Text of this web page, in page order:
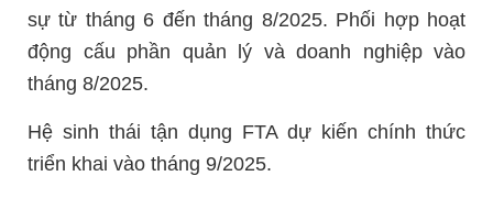
sự từ tháng 6 đến tháng 8/2025. Phối hợp hoạt
động cấu phần quản lý và doanh nghiệp vào
tháng 8/2025.
Hệ sinh thái tận dụng FTA dự kiến chính thức
triển khai vào tháng 9/2025.